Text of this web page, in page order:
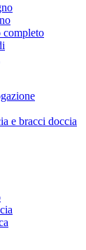
completo
e bracci doccia